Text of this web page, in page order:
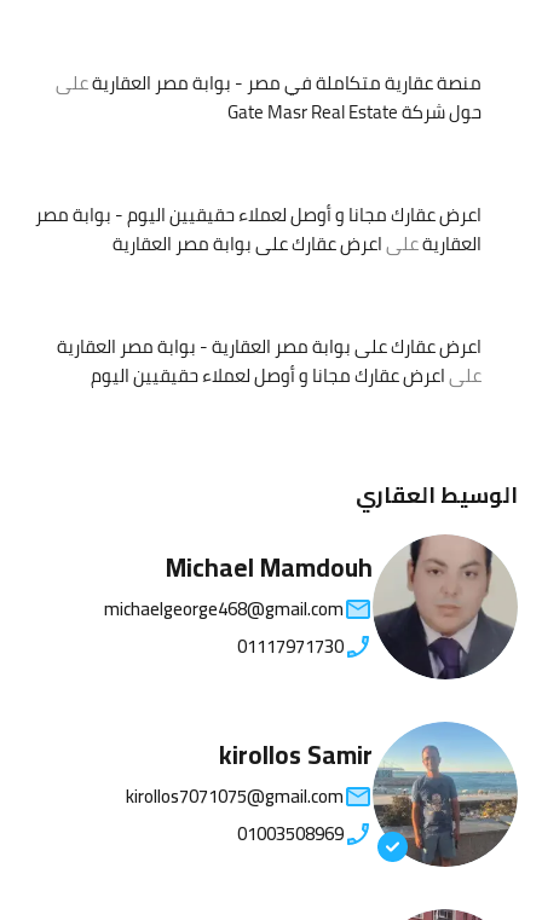
منصة عقارية متكاملة في مصر - بوابة مصر العقاريةعلى
حول شركة Gate Masr Real Estate
اعرض عقارك مجانا و أوصل لعملاء حقيقيين اليوم - بوابة مصر
العقاريةعلىاعرض عقارك على بوابة مصر العقارية
اعرض عقارك على بوابة مصر العقارية - بوابة مصر العقارية
علىاعرض عقارك مجانا و أوصل لعملاء حقيقيين اليوم
الوسيط العقاري
Michael Mamdouh
michaelgeorge468@gmail.com
01117971730
kirollos Samir
kirollos7071075@gmail.com
01003508969